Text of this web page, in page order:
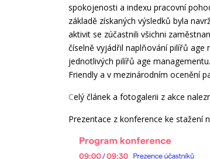
spokojenosti a indexu pracovní
základě získaných výsledků byla
aktivit se zúčastnili všichni
číselně vyjádřil naplňování pilířů age
jednotlivých pilířů age
Friendly a v mezinárodním ocenění
Celý článek a fotogalerii z akce
Prezentace z konference ke stažení